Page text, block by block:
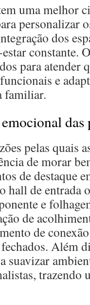
uma melhor
personalizar
dos
constante.
para atender
e
familiar.
das
pelas quais
de morar
de destaque
hall de entrada
e
de
de
Além
suavizar
trazendo